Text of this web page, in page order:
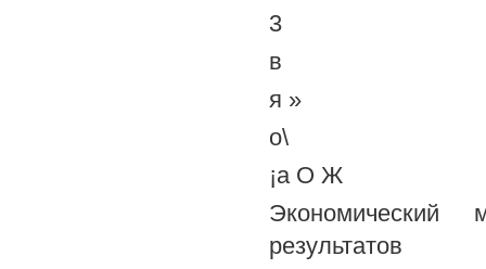
3
в
я »
о\
¡а О Ж
Экономический
результатов